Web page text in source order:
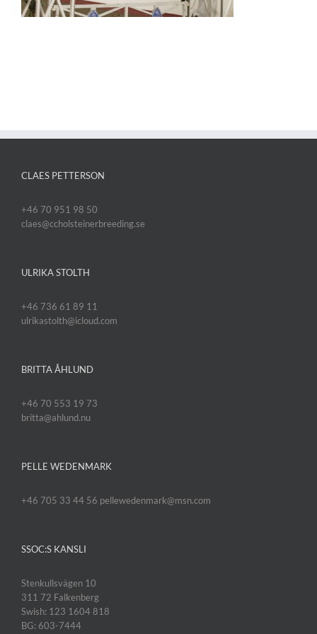
CLAES PETTERSON
+46 70 951 98 50
claes@ccholsteinerbreeding.se
ULRIKA STOLTH
+46 736 61 89 11
ulrikastolth@icloud.com
BRITTA ÅHLUND
+46 70 553 19 73
britta@ahlund.nu
PELLE WEDENMARK
+46 705 33 44 56 pellewedenmark@msn.com
SSOC:S KANSLI
Stenkullsvägen 10
311 72 Falkenberg
Swish: 123 1604 818
BG: 603-7444